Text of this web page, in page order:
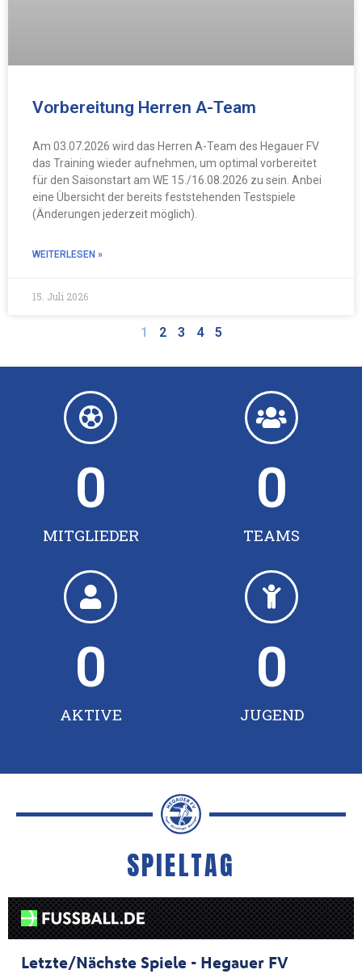
Vorbereitung Herren A-Team
Am 03.07.2026 wird das Herren A-Team des Hegauer FV
das Training wieder aufnehmen, um optimal vorbereitet
für den Saisonstart am WE 15./16.08.2026 zu sein. Anbei
eine Übersicht der bereits feststehenden Testspiele
(Änderungen jederzeit möglich).
WEITERLESEN »
15. Juli 2026
1 2 3 4 5
MITGLIEDER
0
TEAMS
0
AKTIVE
0
JUGEND
0
SPIELTAG